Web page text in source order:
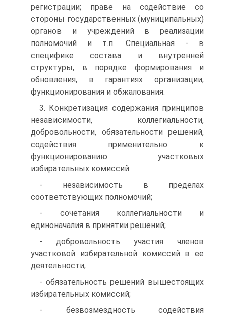
регистрации; праве на содействие со
стороны государственных (муниципальных)
органов и учреждений в реализации
полномочий и т.п. Специальная - в
специфике состава и внутренней
структуры, в порядке формирования и
обновления, в гарантиях организации,
функционирования и обжалования.
3. Конкретизация содержания принципов
независимости, коллегиальности,
добровольности, обязательности решений,
содействия применительно к
функционированию участковых
избирательных комиссий:
- независимость в пределах
соответствующих полномочий;
- сочетания коллегиальности и
единоначалия в принятии решений;
- добровольность участия членов
участковой избирательной комиссий в ее
деятельности;
- обязательность решений вышестоящих
избирательных комиссий;
- безвозмездность содействия